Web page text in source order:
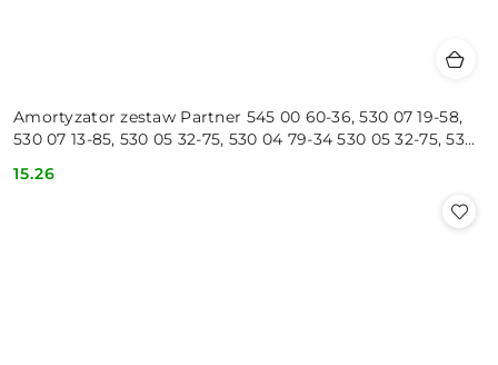
Amortyzator zestaw Partner 545 00 60-36, 530 07 19-58,
530 07 13-85, 530 05 32-75, 530 04 79-34 530 05 32-75, 530
Cena:
15.26